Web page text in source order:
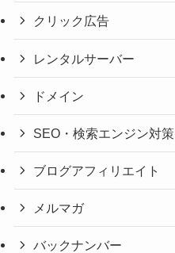
クリック広告
レンタルサーバー
ドメイン
SEO・検索エンジン対策
ブログアフィリエイト
メルマガ
バックナンバー